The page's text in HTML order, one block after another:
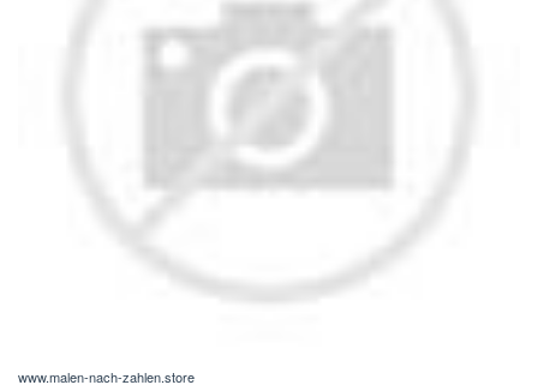
www.malen-nach-zahlen.store